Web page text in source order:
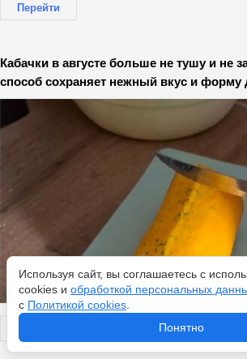
Перейти
Кабачки в августе больше не тушу и не
способ сохраняет нежный вкус и форму
Используя сайт, вы соглашаетесь с
cookies и обработкой персональных
с Политикой cookies
Понятно